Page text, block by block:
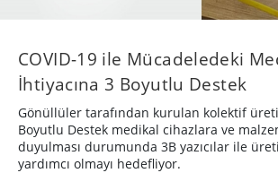
COVID-19 ile Mücadeledeki
İhtiyacına 3 Boyutlu Destek
Gönüllüler tarafından kurulan kolektif
Boyutlu Destek medikal cihazlara ve
duyulması durumunda 3B yazıcılar ile
yardımcı olmayı hedefliyor.